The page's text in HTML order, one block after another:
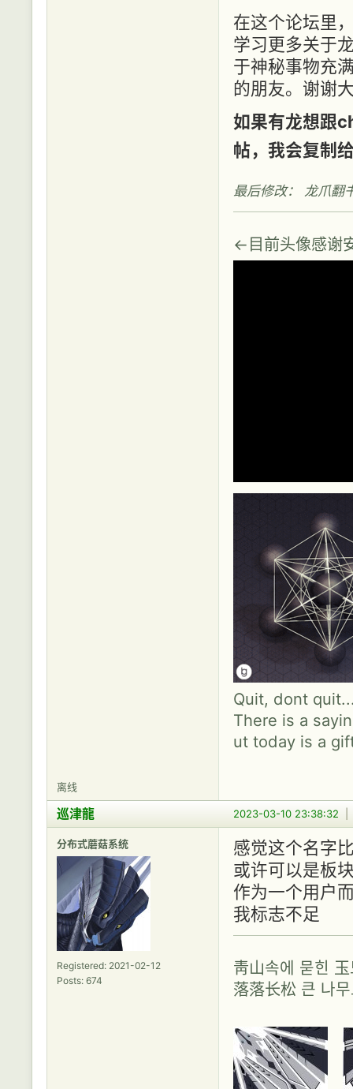
在这个论坛里
学习更多关于
于神秘事物充
的朋友。谢谢
如果有龙想跟
帖，我会复制
最后修改： 龙爪
←目前头像感谢
Quit, dont
There is a
ut today is a
离线
2023-03-10 23:38:32
巡津龍
分布式蘑菇系统
Registered: 2021-02-12
Posts: 674
感觉这个名字
或许可以是板
作为一个用户
我标志不足
靑山속에 묻힌
落落长松 큰 나